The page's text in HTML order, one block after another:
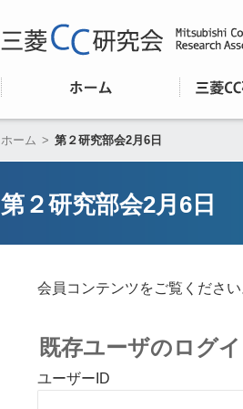
ホーム > 第２研究部会2月6日
第２研究部会2月6日
会員コンテンツをご覧くださ
既存ユーザのログ
ユーザーID